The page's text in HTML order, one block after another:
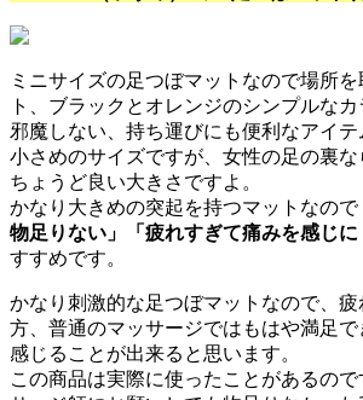
ミニサイズの足つぼマットなので場所
ト、ブラックとオレンジのシンプルな
邪魔しない、持ち運びにも便利なアイテ
小さめのサイズですが、女性の足の裏
ちょうど良い大きさですよ。
かなり大きめの突起を持つマットなので
物足りない」「疲れすぎて痛みを感じに
すすめです。
かなり刺激的な足つぼマットなので、
方、普通のマッサージではもはや満足
感じることが出来ると思います。
この商品は実際に使ったことがあるの